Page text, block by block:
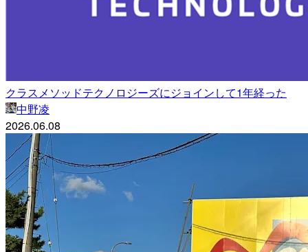
クラスメソッドテクノロジーズにジョインして1年経った
中野凌
2026.06.08